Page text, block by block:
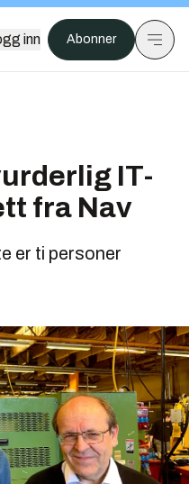
inn Abonner
IT-
fra Nav
er ti personer